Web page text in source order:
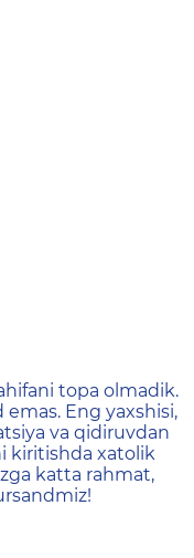
неtopa olmadik.
emas. Eng yaxshisi,
va qidiruvdan
kiritishda xatolik
katta rahmat,